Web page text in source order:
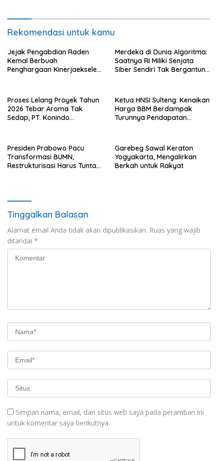
Rekomendasi untuk kamu
Jejak Pengabdian Raden
Kemal Berbuah
Penghargaan Kinerjaekselen
Merdeka di Dunia Algoritma:
Saatnya RI Miliki Senjata
Siber Sendiri Tak Bergantung
Proses Lelang Proyek Tahun
2026 Tebar Aroma Tak
Sedap, PT. Konindo
Ketua HNSI Sulteng: Kenaikan
Harga BBM Berdampak
Turunnya Pendapatan
Presiden Prabowo Pacu
Transformasi BUMN,
Restrukturisasi Harus Tuntas
Garebeg Sawal Keraton
Yogyakarta, Mengalirkan
Berkah untuk Rakyat
Tinggalkan Balasan
Alamat email Anda tidak akan dipublikasikan. Ruas yang wajib
ditandai *
Simpan nama, email, dan situs web saya pada peramban ini
untuk komentar saya berikutnya.